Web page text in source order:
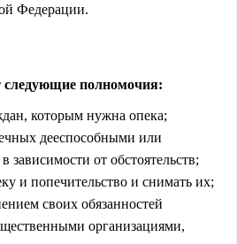
Федерации.
следующие полномочия:
которым нужна опека;
дееспособными или
зависимости от обстоятельств;
и попечительство и снимать их;
своих обязанностей
организациями,